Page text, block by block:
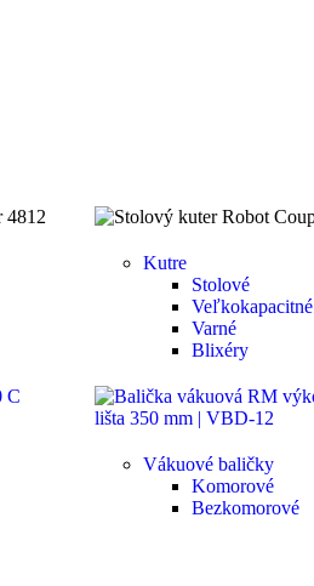
Kutre
Stolové
Veľkokapacitné
Varné
Blixéry
Vákuové baličky
Komorové
Bezkomorové